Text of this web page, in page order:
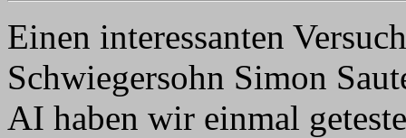
Einen interessanten
Schwiegersohn Simon
AI haben wir einmal